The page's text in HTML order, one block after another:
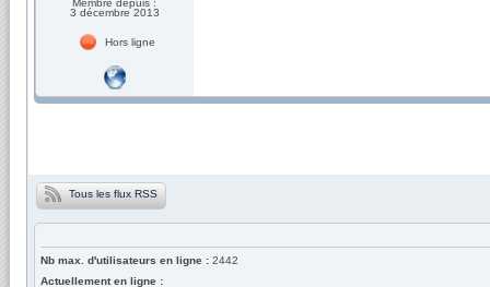
Membre depuis :
3 décembre 2013
Hors ligne
Tous les flux RSS
Nb max. d'utilisateurs en ligne : 2442
Actuellement en ligne :